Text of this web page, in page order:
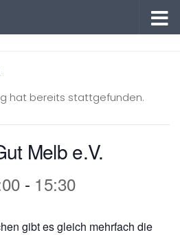
hat bereits stattgefunden.
Melb e.V.
- 15:30
gibt es gleich mehrfach die